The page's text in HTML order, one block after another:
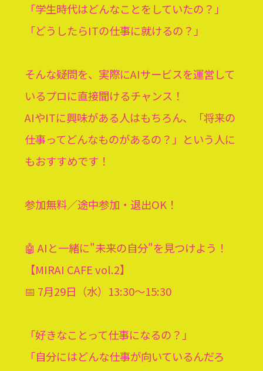
「学生時代はどんなことをしていたの？」
「どうしたらITの仕事に就けるの？」
そんな疑問を、実際にAIサービスを運営して
いるプロに直接聞けるチャンス！
AIやITに興味がある人はもちろん、「将来の
仕事ってどんなものがあるの？」という人に
もおすすめです！
参加無料／途中参加・退出OK！
🤖 AIと一緒に"未来の自分"を見つけよう！
【MIRAI CAFE vol.2】
📅 7月29日（水）13:30〜15:30
「好きなことって仕事になるの？」
「自分にはどんな仕事が向いているんだろ